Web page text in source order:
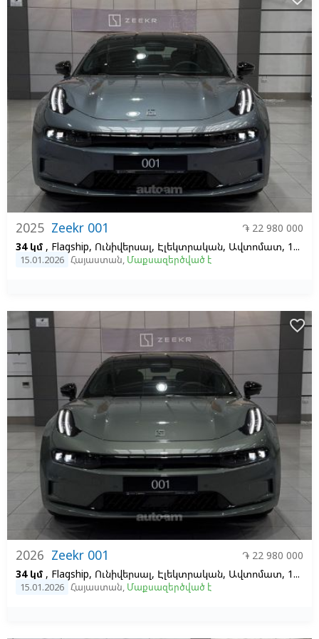
2025 Zeekr 001
֏ 22 980 000
34 կմ , Flagship, Ունիվերսալ, Էլեկտրական, Ավտոմատ, 100, 2
15.01.2026 Հայաստան, Մաքսազերծված է
2026 Zeekr 001
֏ 22 980 000
34 կմ , Flagship, Ունիվերսալ, Էլեկտրական, Ավտոմատ, 100, 2
15.01.2026 Հայաստան, Մաքսազերծված է
favorite_border